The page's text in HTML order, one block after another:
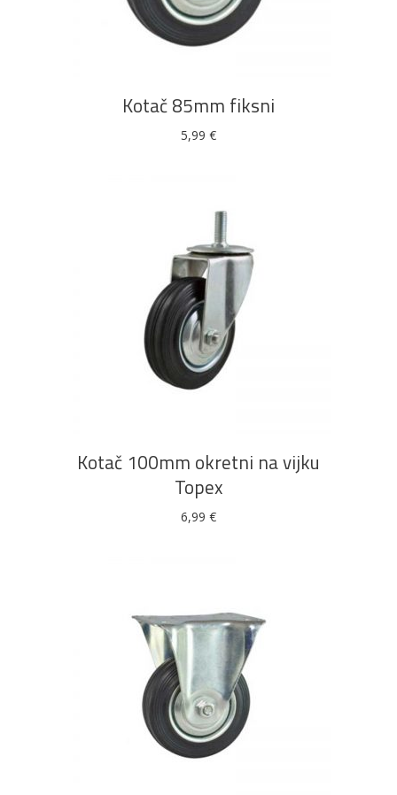
DODAJ U KOŠARICU
Kotač 85mm fiksni
5,99 €
DODAJ U KOŠARICU
Kotač 100mm okretni na vijku
Topex
6,99 €
DODAJ U KOŠARICU